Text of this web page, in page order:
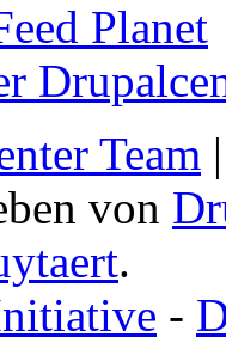
Planet
Team |
von
.
-